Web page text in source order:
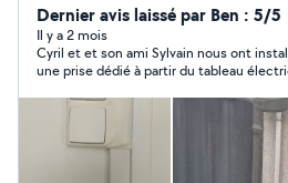
baignoires, douches & WC.
raccordements, barrières
surveillance & systèmes
modulables facilement. Je suis
comme de nuit.
Dernier avis laissé par Ben : 5/5
Il y a 2 mois
Cyril et et son ami Sylvain nous ont installé un wc broyeur, créé
une prise dédié à partir du tableau
cœur notre satisfaction. Nous les
pas à les contacter pour d’autres travaux